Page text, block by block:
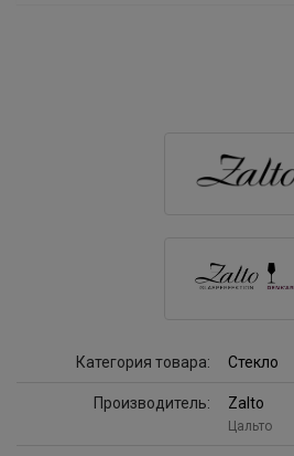
Категория товара: Стекло
Производитель: Zalto
Цальто